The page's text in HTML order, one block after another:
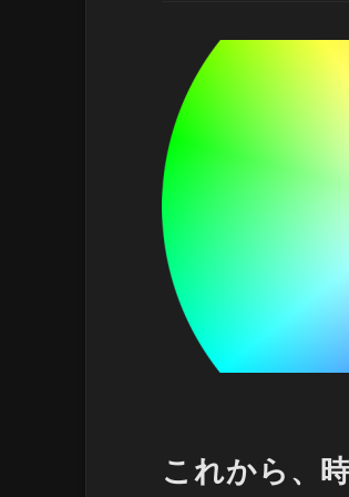
これから、